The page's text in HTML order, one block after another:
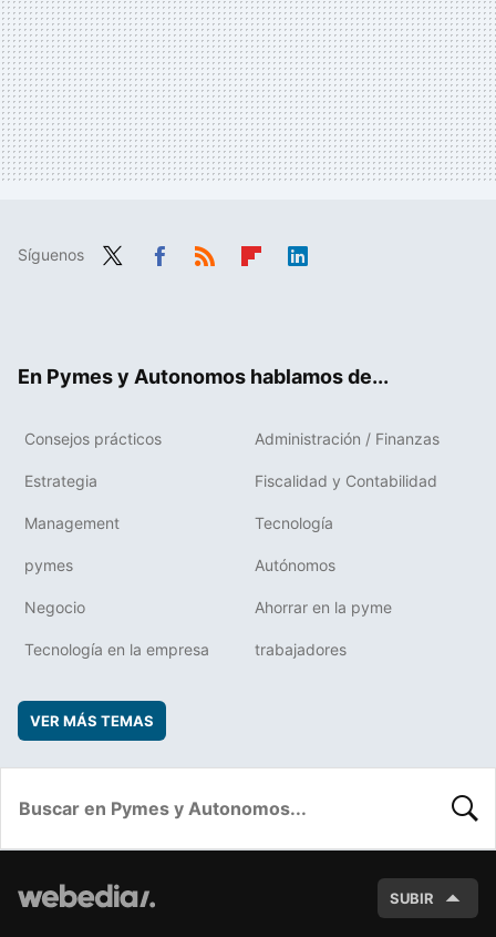
Síguenos
En Pymes y Autonomos hablamos de...
Consejos prácticos Administración / Finanzas
Estrategia Fiscalidad y Contabilidad
Management Tecnología
pymes Autónomos
Negocio Ahorrar en la pyme
Tecnología en la empresa trabajadores
VER MÁS TEMAS
SUBIR